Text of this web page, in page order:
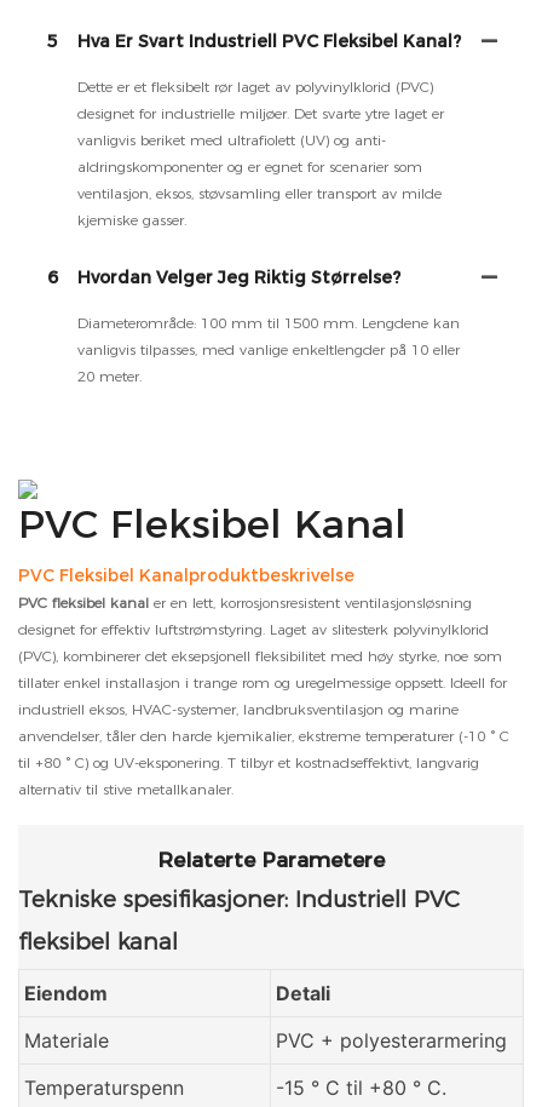
5 Hva Er Svart Industriell PVC Fleksibel Kanal?
Dette er et fleksibelt rør laget av polyvinylklorid (PVC)
designet for industrielle miljøer. Det svarte ytre laget er
vanligvis beriket med ultrafiolett (UV) og anti-
aldringskomponenter og er egnet for scenarier som
ventilasjon, eksos, støvsamling eller transport av milde
kjemiske gasser.
6 Hvordan Velger Jeg Riktig Størrelse?
Diameterområde: 100 mm til 1500 mm. Lengdene kan
vanligvis tilpasses, med vanlige enkeltlengder på 10 eller
20 meter.
PVC Fleksibel Kanal
PVC Fleksibel Kanalproduktbeskrivelse
PVC fleksibel kanal er en lett, korrosjonsresistent ventilasjonsløsning
designet for effektiv luftstrømstyring. Laget av slitesterk polyvinylklorid
(PVC), kombinerer det eksepsjonell fleksibilitet med høy styrke, noe som
tillater enkel installasjon i trange rom og uregelmessige oppsett. Ideell for
industriell eksos, HVAC-systemer, landbruksventilasjon og marine
anvendelser, tåler den harde kjemikalier, ekstreme temperaturer (-10 ° C
til +80 ° C) og UV-eksponering. T tilbyr et kostnadseffektivt, langvarig
alternativ til stive metallkanaler.
Relaterte Parametere
Tekniske spesifikasjoner: Industriell PVC
fleksibel kanal
Eiendom
Detali
Materiale
PVC + polyesterarmering
Temperaturspenn
-15 ° C til +80 ° C.